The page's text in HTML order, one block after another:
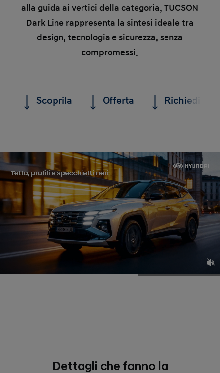
alla guida ai vertici della categoria, TUCSON
Dark Line rappresenta la sintesi ideale tra
design, tecnologia e sicurezza, senza
compromessi.
Scoprila Offerta Richiedi un
Dettagli che fanno la